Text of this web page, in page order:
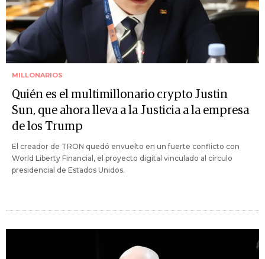
MILLONARIOS
Quién es el multimillonario crypto Justin
Sun, que ahora lleva a la Justicia a la empresa
de los Trump
El creador de TRON quedó envuelto en un fuerte conflicto con
World Liberty Financial, el proyecto digital vinculado al círculo
presidencial de Estados Unidos.